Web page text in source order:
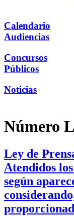
Calendario
Audiencias
Concursos
Públicos
Noticias
Número
Ley de
Atendidos
según